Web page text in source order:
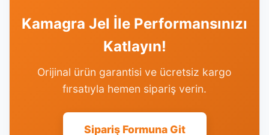
Kamagra Jel İle Performansınızı
Katlayın!
Orijinal ürün garantisi ve ücretsiz kargo
fırsatıyla hemen sipariş verin.
Sipariş Formuna Git